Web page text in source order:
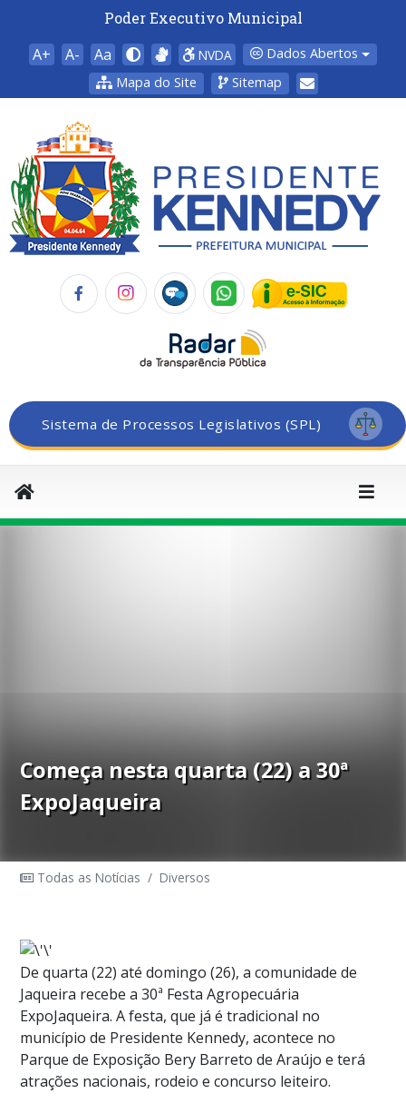
Poder Executivo Municipal
A+ A- Aa NVDA
Dados Abertos
Mapa do Site
Sitemap
Sistema de Processos Legislativos (SPL)
Começa nesta quarta (22) a 30ª
ExpoJaqueira
Todas as Notícias / Diversos
De quarta (22) até domingo (26), a comunidade de
Jaqueira recebe a 30ª Festa Agropecuária
ExpoJaqueira. A festa, que já é tradicional no
município de Presidente Kennedy, acontece no
Parque de Exposição Bery Barreto de Araújo e terá
atrações nacionais, rodeio e concurso leiteiro.